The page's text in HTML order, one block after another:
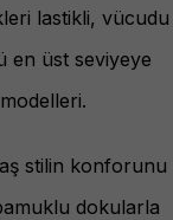
lastikli, vücudu
en üst seviyeye
stilin konforunu
dokularla